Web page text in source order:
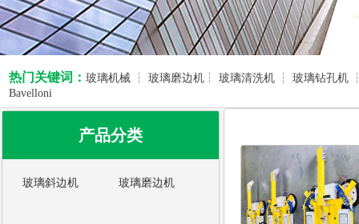
3
热门关键词： 玻璃机械 ┆ 玻璃磨边机┆ 玻璃清洗机 ┆ 玻璃钻孔机
Bavelloni
产品分类
玻璃斜边机 玻璃磨边机